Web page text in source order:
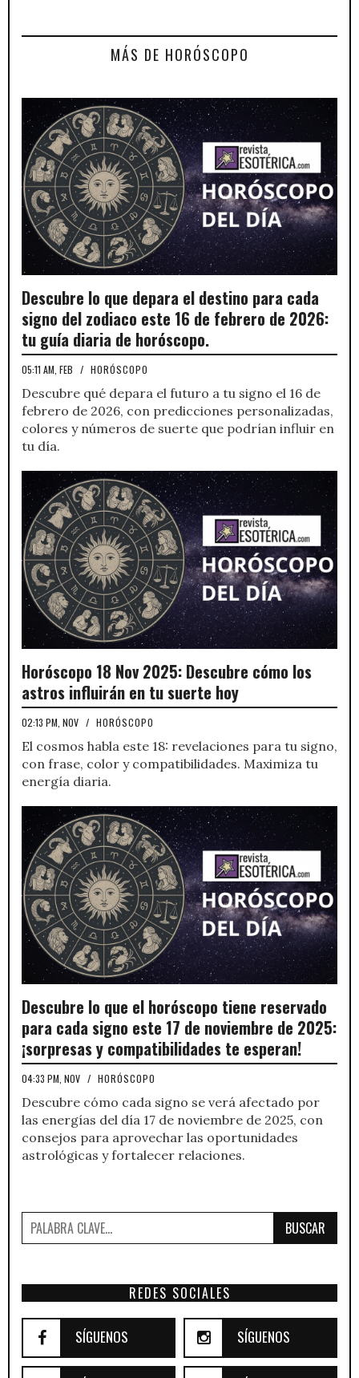
MÁS DE HORÓSCOPO
Descubre lo que depara el destino para cada
signo del zodiaco este 16 de febrero de 2026:
tu guía diaria de horóscopo.
05:11 AM, FEB / HORÓSCOPO
Descubre qué depara el futuro a tu signo el 16 de
febrero de 2026, con predicciones personalizadas,
colores y números de suerte que podrían influir en
tu día.
Horóscopo 18 Nov 2025: Descubre cómo los
astros influirán en tu suerte hoy
02:13 PM, NOV / HORÓSCOPO
El cosmos habla este 18: revelaciones para tu signo,
con frase, color y compatibilidades. Maximiza tu
energía diaria.
Descubre lo que el horóscopo tiene reservado
para cada signo este 17 de noviembre de 2025:
¡sorpresas y compatibilidades te esperan!
04:33 PM, NOV / HORÓSCOPO
Descubre cómo cada signo se verá afectado por
las energías del día 17 de noviembre de 2025, con
consejos para aprovechar las oportunidades
astrológicas y fortalecer relaciones.
BUSCAR
REDES SOCIALES
SÍGUENOS SÍGUENOS